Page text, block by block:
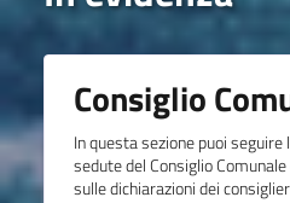
Consiglio
In questa sezione puoi
sedute del Consiglio
sulle dichiarazioni dei